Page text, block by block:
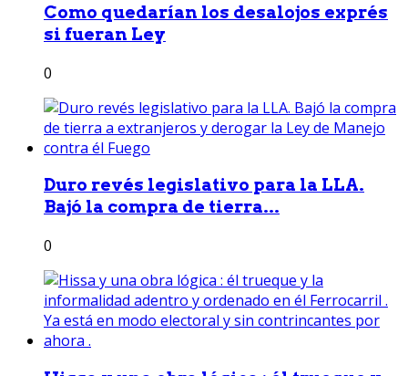
Como quedarían los desalojos exprés
si fueran Ley
0
Duro revés legislativo para la LLA.
Bajó la compra de tierra...
0